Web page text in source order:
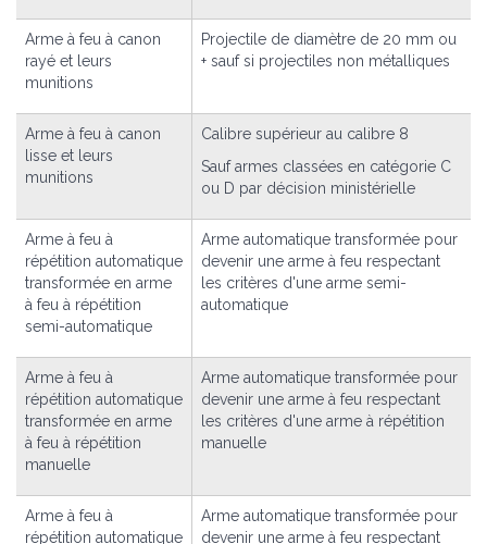
Arme à feu à canon
rayé et leurs
munitions
Projectile de diamètre de 20 mm ou
+ sauf si projectiles non métalliques
Arme à feu à canon
lisse et leurs
munitions
Calibre supérieur au calibre 8
Sauf armes classées en catégorie C
ou D par décision ministérielle
Arme à feu à
répétition automatique
transformée en arme
à feu à répétition
semi-automatique
Arme automatique transformée pour
devenir une arme à feu respectant
les critères d'une arme semi-
automatique
Arme à feu à
répétition automatique
transformée en arme
à feu à répétition
manuelle
Arme automatique transformée pour
devenir une arme à feu respectant
les critères d'une arme à répétition
manuelle
Arme à feu à
répétition automatique
Arme automatique transformée pour
devenir une arme à feu respectant